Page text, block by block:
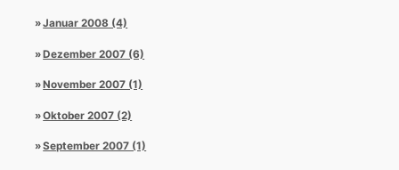
Januar 2008 (4)
Dezember 2007 (6)
November 2007 (1)
Oktober 2007 (2)
September 2007 (1)